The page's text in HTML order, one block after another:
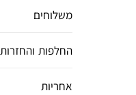
משלוחים
החלפות והחזרות
אחריות